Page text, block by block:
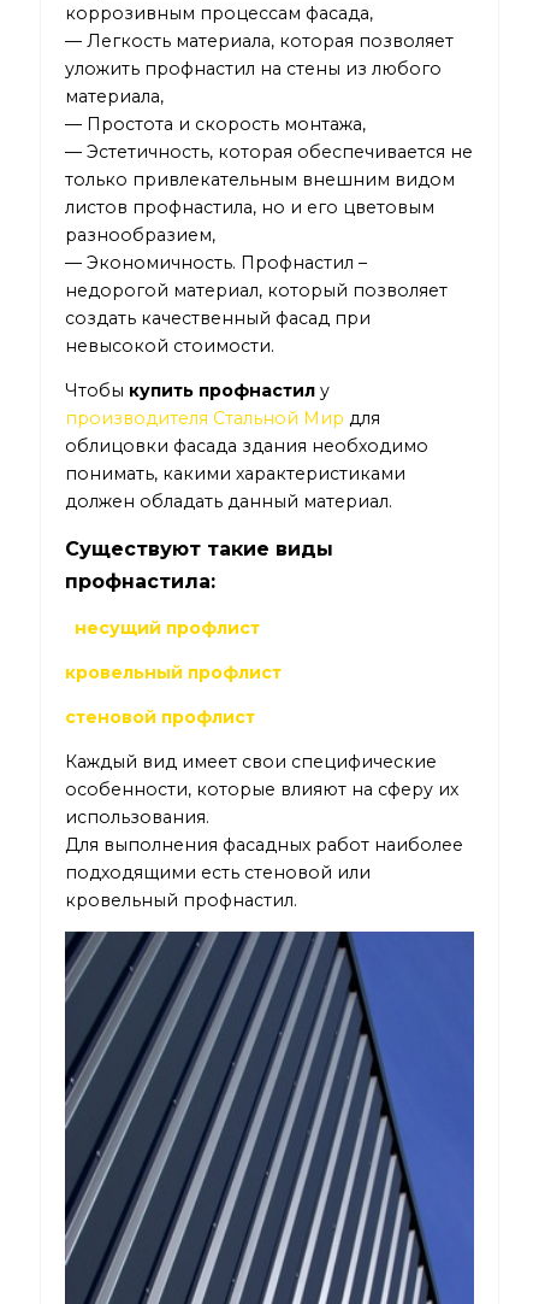
коррозивным процессам фасада,
— Легкость материала, которая позволяет
уложить профнастил на стены из любого
материала,
— Простота и скорость монтажа,
— Эстетичность, которая обеспечивается не
только привлекательным внешним видом
листов профнастила, но и его цветовым
разнообразием,
— Экономичность. Профнастил –
недорогой материал, который позволяет
создать качественный фасад при
невысокой стоимости.
Чтобы купить профнастил у
производителя Стальной Мир для
облицовки фасада здания необходимо
понимать, какими характеристиками
должен обладать данный материал.
Существуют такие виды
профнастила:
несущий профлист
кровельный профлист
стеновой профлист
Каждый вид имеет свои специфические
особенности, которые влияют на сферу их
использования.
Для выполнения фасадных работ наиболее
подходящими есть стеновой или
кровельный профнастил.